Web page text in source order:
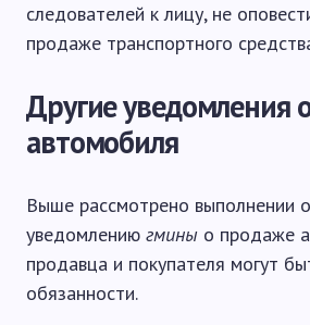
следователей к лицу, не
продаже транспортного
Другие уведомления
автомобиля
Выше рассмотрено выполнении
уведомлению гмины о продаже
продавца и покупателя могут
обязанности.